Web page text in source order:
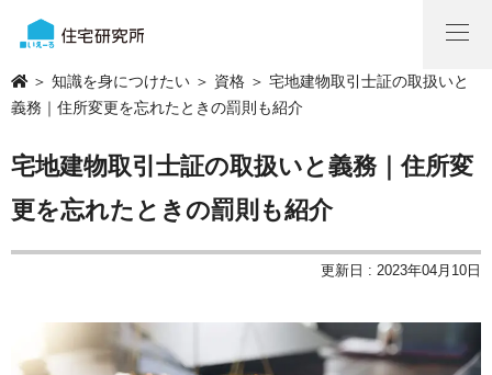
＞ 知識を身につけたい ＞ 資格 ＞ 宅地建物取引士証の取扱いと
義務｜住所変更を忘れたときの罰則も紹介
宅地建物取引士証の取扱いと義務｜住所変
更を忘れたときの罰則も紹介
更新日 : 2023年04月10日